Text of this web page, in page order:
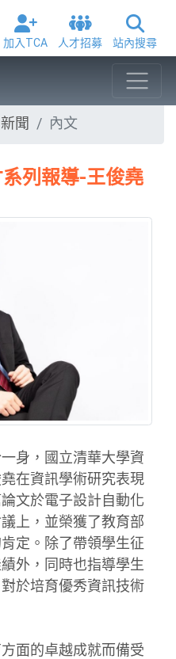
加入TCA 人才招募 站內搜尋
聞 內文
列報導-王俊堯
身，國立清華大學資
在資訊學術研究表現
文於電子設計自動化
上，並榮獲了教育部
定。除了帶領學生征
外，同時也指導學生
於培育優秀資訊技術
面的卓越成就而備受